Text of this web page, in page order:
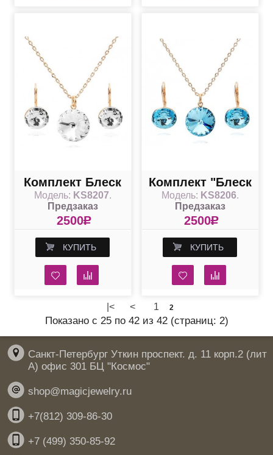
Комплект Блеск
прозрачных
кристаллов
Модель: KS8207.
Предзаказ
2500R
КУПИТЬ
Комплект "Блеск
голубых
кристаллов"
Модель: KS8206.
Предзаказ
2500R
КУПИТЬ
|< < 1 2
Показано с 25 по 42 из 42 (страниц: 2)
Санкт-Петербург Уткин проспект. д. 11 корп.2 (лит
А) офис 301 БЦ "Космос"
shop@magicjewelry.ru
+7(812) 309-86-30
+7 (499) 350-85-92